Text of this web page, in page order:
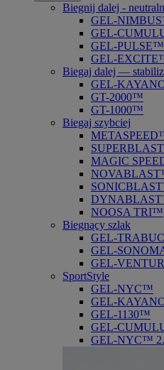
Biegnij dalej -
GEL-
GEL-
GEL-PULSE™
GEL-
Biegaj dalej —
GEL-
GT-2000™
GT-1000™
Biegaj szybciej
MAGIC
NOOSA TRI™
Biegnący szlak
GEL-
GEL-
GEL-
SportStyle
GEL-NYC™
GEL-
GEL-1130™
GEL-
GEL-NYC™